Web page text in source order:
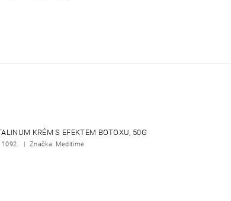
KRÉM S EFEKTEM BOTOXU, 50G
1092 Značka: Meditime